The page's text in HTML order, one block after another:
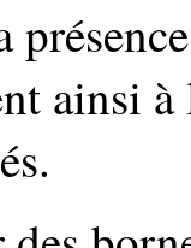
ainsi à